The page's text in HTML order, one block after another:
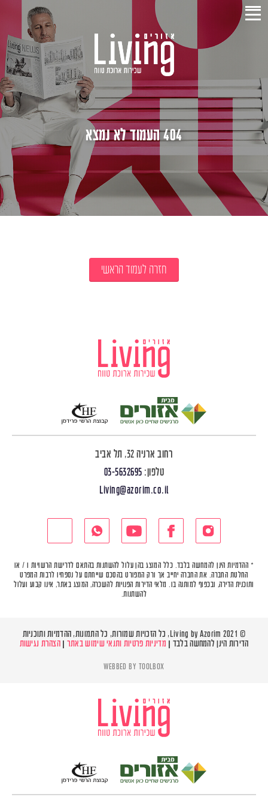
404 העמוד לא נמצא
חזרה לעמוד הראשי
רחוב ארניה 32, תל אביב
טלפון: 03-5632695
Living@azorim.co.il
* ההדמיות הינן להמחשה בלבד. כלל המוצג בהן עלול להשתנות בהתאם לדרישת הרשויות ו / או
החלטת החברה. את החברה יחייב אך ורק המפורט בהסכם שייחתם על נספחיו לרבות המפרט
ותוכנית הדירה, ובכפוף למותנה בו. מלאי הדירות הפנויות להשכרה, המוצג באתר, אינו קבוע ועלול
להשתנות.
© Living by Azorim 2021, כל הזכויות שמורות, כל התמונות, ההדמיות ותוכניות
הדירות הינן להמחשה בלבד |
מדיניות פרטיות ותנאי שימוש באתר הצהרת נגישות
WEBBED BY TOOLBOX